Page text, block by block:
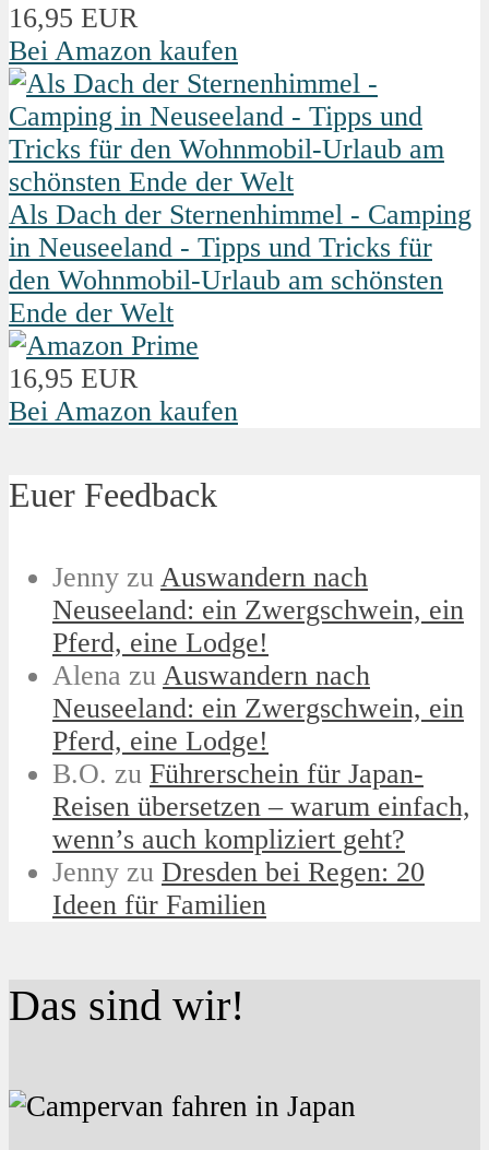
16,95 EUR
Bei Amazon kaufen
Als Dach der Sternenhimmel - Camping
in Neuseeland - Tipps und Tricks für
den Wohnmobil-Urlaub am schönsten
Ende der Welt
16,95 EUR
Bei Amazon kaufen
Euer Feedback
Jenny zu Auswandern nach
Neuseeland: ein Zwergschwein, ein
Pferd, eine Lodge!
Alena zu Auswandern nach
Neuseeland: ein Zwergschwein, ein
Pferd, eine Lodge!
B.O. zu Führerschein für Japan-
Reisen übersetzen – warum einfach,
wenn’s auch kompliziert geht?
Jenny zu Dresden bei Regen: 20
Ideen für Familien
Das sind wir!